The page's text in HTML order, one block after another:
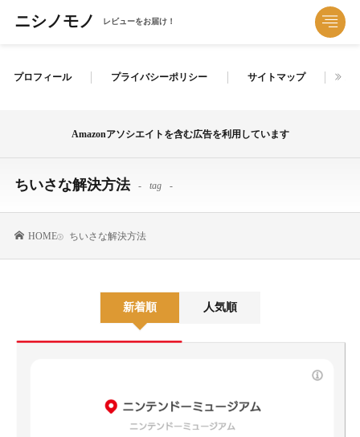
ニシノモノ レビューをお届け！
プロフィール プライバシーポリシー サイトマップ
Amazonアソシエイトを含む広告を利用しています
ちいさな解決方法 tag
HOME ちいさな解決方法
新着順 人気順